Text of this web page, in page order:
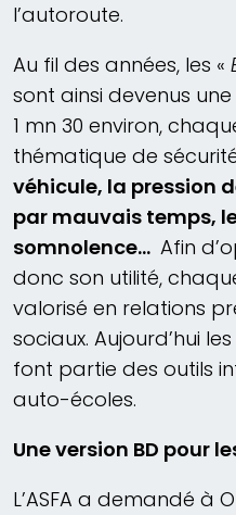
l’autoroute.
Au fil des années, les «
sont ainsi devenus une
1 mn 30 environ,
thématique de
véhicule, la pression
par mauvais temps,
somnolence… Afin
donc son utilité,
valorisé en relations
sociaux. Aujourd’hui
font partie des outils
auto-écoles.
Une version BD pour
L’ASFA a demandé à